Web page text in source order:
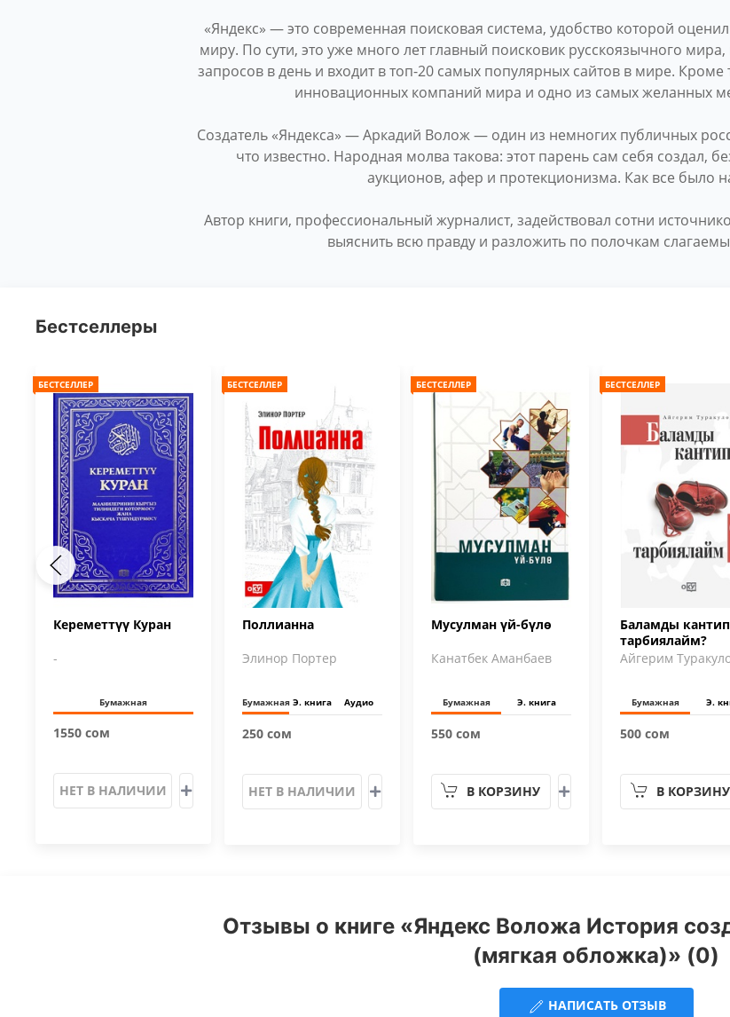
«Яндекс» — это современная поисковая система, удобство которой
миру. По сути, это уже много лет главный поисковик русскоязычного
запросов в день и входит в топ-20 самых популярных сайтов в мире.
инновационных компаний мира и одно из самых желанных
Создатель «Яндекса» — Аркадий Волож — один из немногих публичных
что известно. Народная молва такова: этот парень сам себя создал,
аукционов, афер и протекционизма. Как все было
Автор книги, профессиональный журналист, задействовал сотни
выяснить всю правду и разложить по полочкам
Бестселлеры
БЕСТСЕЛЛЕР
Кереметтүү Куран
-
Бумажная
1550 сом
НЕТ В НАЛИЧИИ
БЕСТСЕЛЛЕР
Поллианна
Элинор Портер
Бумажная Э. книга Аудио
250 сом
НЕТ В НАЛИЧИИ
БЕСТСЕЛЛЕР
Мусулман үй-бүлө
Канатбек Аманбаев
Бумажная Э. книга
550 сом
В КОРЗИНУ
БЕСТСЕЛЛЕР
Баламды кантип
тарбиялайм?
Айгерим
Бумажная Э.
500 сом
В КОРЗИНУ
Отзывы о книге «Яндекс Воложа История
(мягкая обложка)» (0)
НАПИСАТЬ ОТЗЫВ